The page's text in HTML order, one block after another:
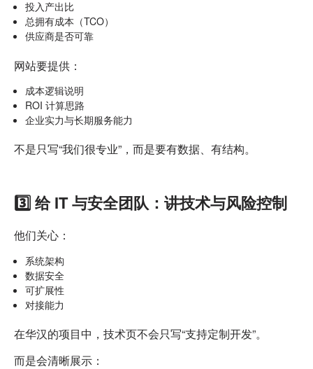
投入产出比
总拥有成本（TCO）
供应商是否可靠
网站要提供：
成本逻辑说明
ROI 计算思路
企业实力与长期服务能力
不是只写“我们很专业”， 而是要有数据、有结构。
3️⃣ 给 IT 与安全团队：讲技术与风险控制
他们关心：
系统架构
数据安全
可扩展性
对接能力
在华汉的项目中，技术页不会只写“支持定制开发”。
而是会清晰展示：